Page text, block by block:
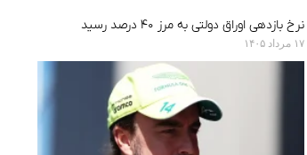
نرخ بازدهی اوراق دولتی به مرز ۴۰ درصد رسید
۱۷ مرداد ۱۴۰۵